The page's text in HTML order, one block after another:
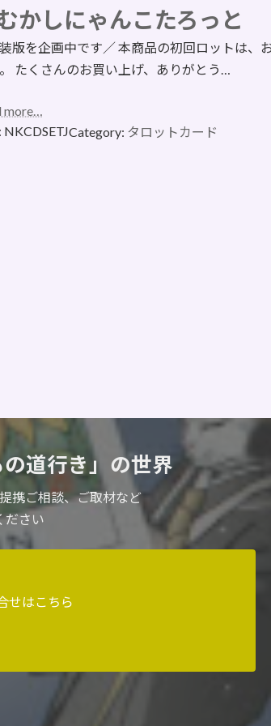
かしにゃんこたろっと
版を企画中です／ 本商品の初回ロットは、
たくさんのお買い上げ、ありがとう…
more…
NKCDSETJCategory: タロットカード
の道行き」の世界
提携ご相談、ご取材など
ださい
せはこちら